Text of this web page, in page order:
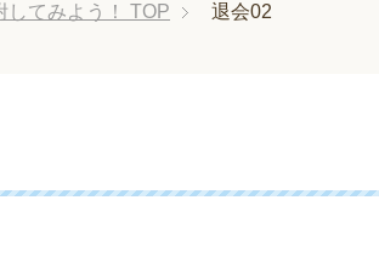
てみよう！ TOP 退会02